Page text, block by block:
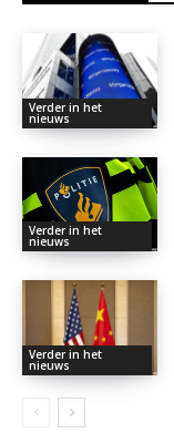
Verder in het
nieuws
Verder in het
nieuws
Verder in het
nieuws